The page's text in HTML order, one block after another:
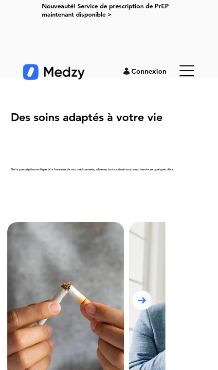
Nouveauté! Service de prescription de PrEP
maintenant disponible >
Connexion
De la prescription en ligne à la livraison de vos médicaments, obtenez tout ce dont vous avez besoin en quelques clics.
Des soins adaptésà votre vie